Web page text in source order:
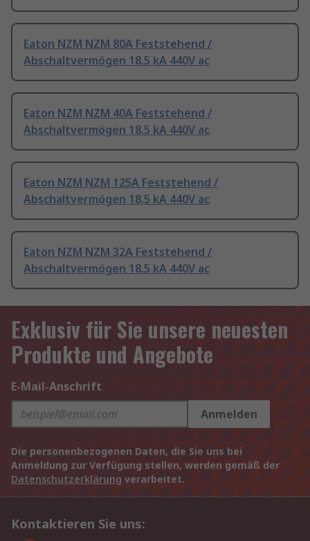
Eaton NZM NZM 80A Feststehend /
Abschaltvermögen 18.5 kA 440V ac
Eaton NZM NZM 40A Feststehend /
Abschaltvermögen 18.5 kA 440V ac
Eaton NZM NZM 125A Feststehend /
Abschaltvermögen 18.5 kA 440V ac
Eaton NZM NZM 32A Feststehend /
Abschaltvermögen 18.5 kA 440V ac
Exklusiv für Sie unsere neuesten
Produkte und Angebote
E-Mail-Anschrift
Anmelden
Die personenbezogenen Daten, die Sie uns bei
Anmeldung zur Verfügung stellen, werden gemäß der
Datenschutzerklärung verarbeitet.
Kontaktieren Sie uns: